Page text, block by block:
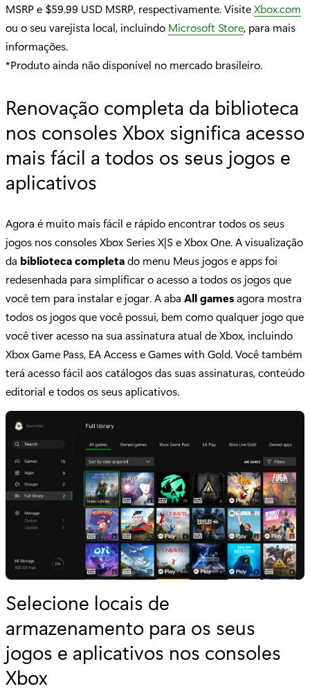
MSRP e $59.99 USD MSRP, respectivamente. VisiteXbox.com
ou o seu varejista local, incluindo Microsoft Store, para mais
informações.
*Produto ainda não disponível no mercado brasileiro.
Renovação completa da biblioteca
nos consoles Xbox significa acesso
mais fácil a todos os seus jogos e
aplicativos
Agora é muito mais fácil e rápido encontrar todos os seus
jogos nos consoles Xbox Series X|S e Xbox One. A visualização
da biblioteca completado menu Meus jogos e apps foi
redesenhada para simplificar o acesso a todos os jogos que
você tem para instalar e jogar. A aba All gamesagora mostra
todos os jogos que você possui, bem como qualquer jogo que
você tiver acesso na sua assinatura atual de Xbox, incluindo
Xbox Game Pass, EA Access e Games with Gold. Você também
terá acesso fácil aos catálogos das suas assinaturas, conteúdo
editorial e todos os seus aplicativos.
Selecione locais de
armazenamento para os seus
jogos e aplicativos nos consoles
Xbox